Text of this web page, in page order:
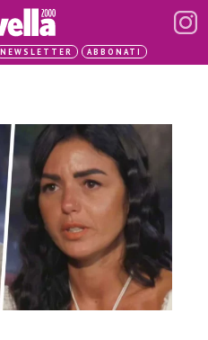
NEWSLETTER ABBONATI